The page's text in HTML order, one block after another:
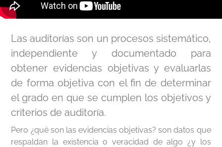
Las auditorías son un procesos sistemático,
independiente y documentado para
obtener evidencias objetivas y evaluarlas
de forma objetiva con el fin de determinar
el grado en que se cumplen los objetivos y
criterios de auditoría.
Pero ¿qué son las evidencias objetivas? son datos que
respaldan la existencia o veracidad de algo ¿y los